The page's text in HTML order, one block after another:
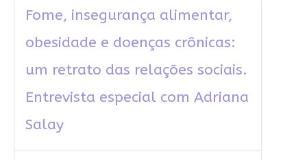
Fome, insegurança alimentar,
obesidade e doenças crônicas:
um retrato das relações sociais.
Entrevista especial com Adriana
Salay